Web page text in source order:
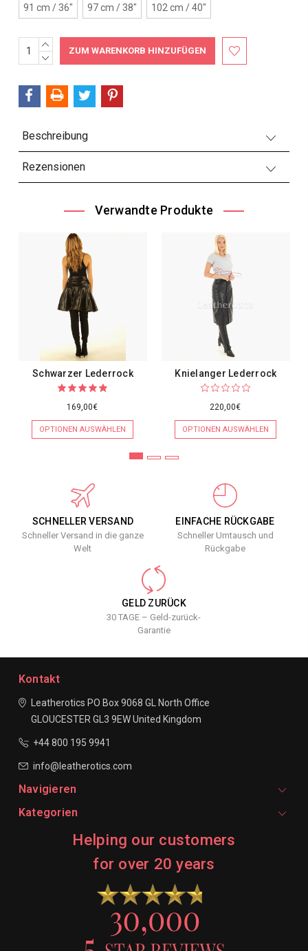
91 cm / 36" 97 cm / 38" 102 cm / 40"
Aktueller
Bestand:
MENGE
ERHÖHEN:
MENGE
Beschreibung
Rezensionen
Verwandte Produkte
Schwarzer Lederrock
169,00€
OPTIONEN AUSWÄHLEN
Knielanger Lederrock
220,00€
OPTIONEN AUSWÄHLEN
SCHNELLER VERSAND
Schneller Versand in die ganze
Welt
EINFACHE RÜCKGABE
Schneller Umtausch und
Rückgabe
GELD ZURÜCK
30 TAGE – Geld-zurück-
Garantie
Kontakt
Leatherotics PO Box 9068 GL North Office
GLOUCESTERGL3 9EWUnited Kingdom
+44 800 195 9941
info@leatherotics.com
Navigieren
Kategorien
Helping our customers
for over 20 years